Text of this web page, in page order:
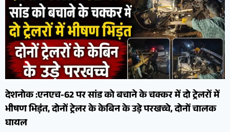
देशनोक :एनएच-62 पर सांड को बचाने के चक्कर में दो ट्रेलरों में
भीषण भिड़ंत, दोनों ट्रेलर के केबिन के उड़े परखच्चे, दोनों चालक
घायल